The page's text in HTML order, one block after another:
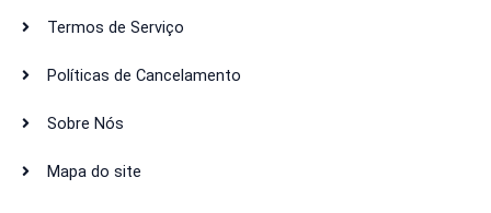
Termos de Serviço
Políticas de Cancelamento
Sobre Nós
Mapa do site